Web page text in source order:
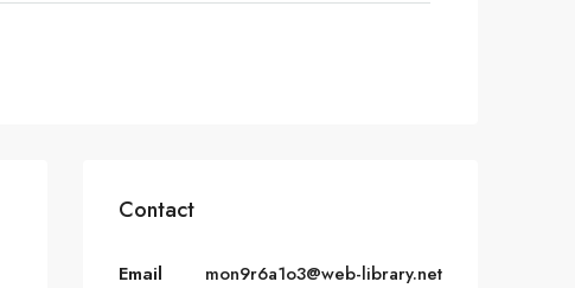
Contact
Email
mon9r6a1o3@web-library.net